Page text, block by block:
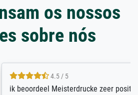
os nossos
sobre nós
4.5 / 5
zeer positief.